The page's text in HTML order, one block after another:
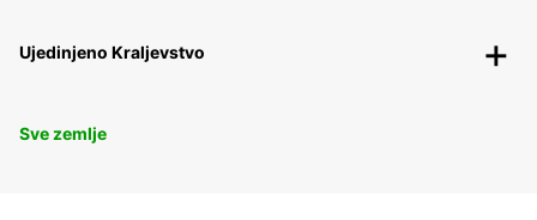
Ujedinjeno Kraljevstvo
Sve zemlje